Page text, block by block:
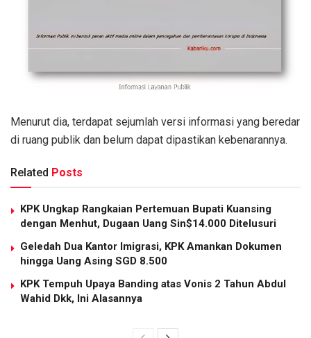
Menurut dia, terdapat sejumlah versi informasi yang beredar
di ruang publik dan belum dapat dipastikan kebenarannya.
Related Posts
KPK Ungkap Rangkaian Pertemuan Bupati Kuansing
dengan Menhut, Dugaan Uang Sin$14.000 Ditelusuri
Geledah Dua Kantor Imigrasi, KPK Amankan Dokumen
hingga Uang Asing SGD 8.500
KPK Tempuh Upaya Banding atas Vonis 2 Tahun Abdul
Wahid Dkk, Ini Alasannya